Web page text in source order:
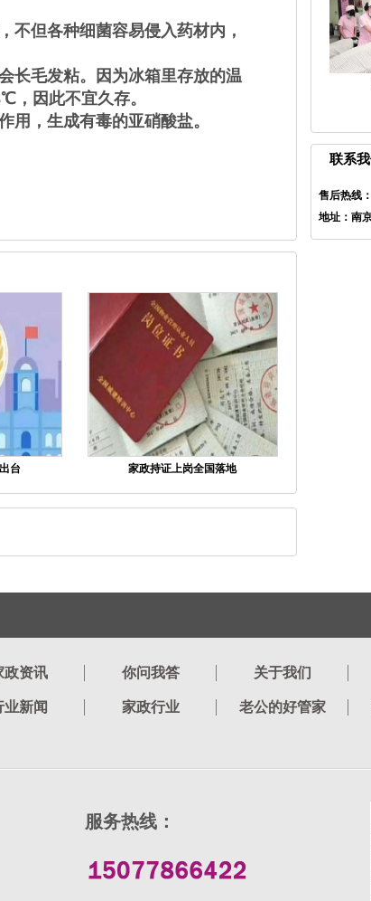
联系
售后热线
地址：南
不但各种细菌容易侵入药材内，
长毛发粘。因为冰箱里存放的温
因此不宜久存。
用，生成有毒的亚硝酸盐。
台 家政持证上岗全国落地
政资讯 你问我答 关于我们
业新闻 家政行业 老公的好管家
服务热线：